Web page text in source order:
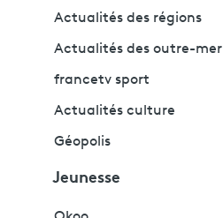
Actualités des régions
Actualités des outre-mer
francetv sport
Actualités culture
Géopolis
Jeunesse